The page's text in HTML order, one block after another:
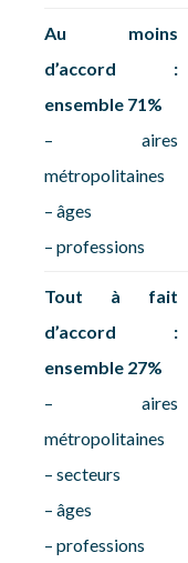
Au moins
d’accord :
ensemble 71%
– aires
métropolitaines
– âges
– professions
Tout à fait
d’accord :
ensemble 27%
– aires
métropolitaines
– secteurs
– âges
– professions